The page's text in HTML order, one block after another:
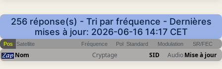
256 réponse(s) - Tri par fréquence - Dernières
mises à jour: 2026-06-16 14:17 CET
Pos Satellite Fréquence Pol Standard Modulation SR/FEC
Nom Cryptage SID AudioMise à jour